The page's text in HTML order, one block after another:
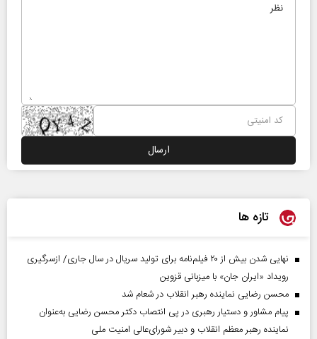
تازه ها
نهایی شدن بیش از ۲۰ فیلم‌نامه برای تولید سریال در سال جاری/ ازسرگیری
رویداد «ایران جان» با میزبانی قزوین
محسن رضایی نماینده رهبر انقلاب در شعام شد
پیام مشاور و دستیار رهبری در پی انتصاب دکتر محسن رضایی به‌عنوان
نماینده رهبر معظم انقلاب و دبیر شورای‌عالی امنیت ملی